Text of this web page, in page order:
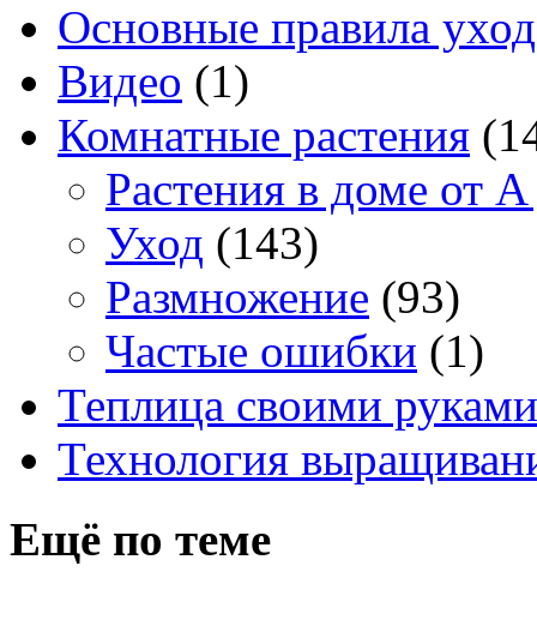
Основные правила
Видео (1)
Комнатные растения
Растения в доме от
Уход (143)
Размножение (93)
Частые ошибки (1)
Теплица своими руками
Технология
Ещё по теме